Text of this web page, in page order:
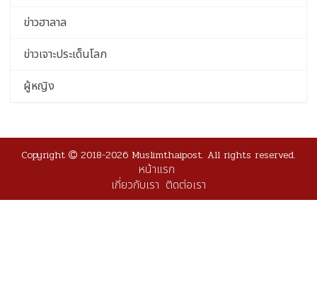
ข่าวฮาลาล
ข่าวเจาะประเด็นโลก
ผู้หญิง
Copyright 2018-2026 Muslimthaipost. All rights reserved.
หน้าแรก
เกี่ยวกับเรา ติดต่อเรา